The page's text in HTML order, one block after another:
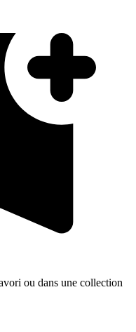
ou dans une collection